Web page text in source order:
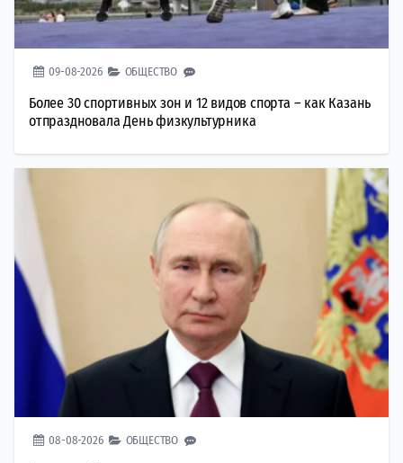
09-08-2026 ОБЩЕСТВО
Более 30 спортивных зон и 12 видов спорта – как Казань
отпраздновала День физкультурника
08-08-2026 ОБЩЕСТВО